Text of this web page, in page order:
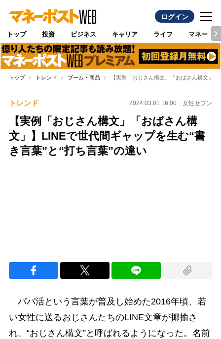
ログイン
トップ 投資 ビジネス キャリア ライフ マネー
トップ トレンド ブーム・商品 【実例「おじさん構文」「おばさん構文」
トレンド 2024.03.01 16:00 女性セブン
【実例「おじさん構文」「おばさん構
文」】LINEで世代間ギャップを生む“書
き言葉”と“打ち言葉”の違い
パパ活という言葉が普及し始めた2016年頃、若
い女性に送るおじさんたちのLINE文章が揶揄さ
れ、“おじさん構文”と呼ばれるようになった。名前